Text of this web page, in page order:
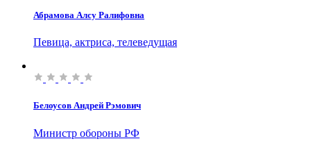
Абрамова Алсу Ралифовна
Певица, актриса, телеведущая
Белоусов Андрей Рэмович
Министр обороны РФ